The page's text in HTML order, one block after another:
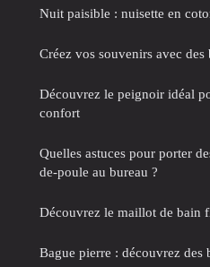
Nuit paisible : nuisette en
Créez vos souvenirs avec
Découvrez le peignoir idéal
confort
Quelles astuces pour porter
de-poule au bureau ?
Découvrez le maillot de bain
Bague pierre : découvrez